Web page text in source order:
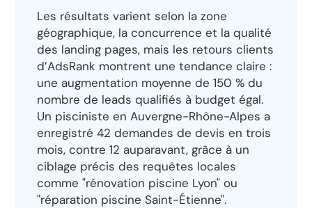
Les résultats varient selon la zone
géographique, la concurrence et la qualité
des landing pages, mais les retours clients
d’AdsRank montrent une tendance claire :
une augmentation moyenne de 150 % du
nombre de leads qualifiés à budget égal.
Un pisciniste en Auvergne-Rhône-Alpes a
enregistré 42 demandes de devis en trois
mois, contre 12 auparavant, grâce à un
ciblage précis des requêtes locales
comme "rénovation piscine Lyon" ou
"réparation piscine Saint-Étienne".